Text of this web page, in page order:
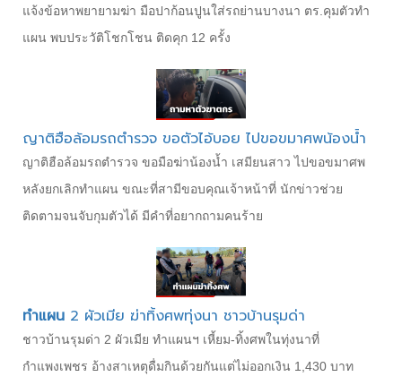
แจ้งข้อหาพยายามฆ่า มือปาก้อนปูนใส่รถย่านบางนา ตร.คุมตัวทำ
แผน พบประวัติโชกโชน ติดคุก 12 ครั้ง
ญาติฮือล้อมรถตำรวจ ขอตัวไอ้บอย ไปขอขมาศพน้องน้ำ
ญาติฮือล้อมรถตำรวจ ขอมือฆ่าน้องน้ำ เสมียนสาว ไปขอขมาศพ
หลังยกเลิกทำแผน ขณะที่สามีขอบคุณเจ้าหน้าที่ นักข่าวช่วย
ติดตามจนจับกุมตัวได้ มีคำที่อยากถามคนร้าย
ทำแผน 2 ผัวเมีย ฆ่าทิ้งศพทุ่งนา ชาวบ้านรุมด่า
ชาวบ้านรุมด่า 2 ผัวเมีย ทำแผนฯ เหี้ยม-ทิ้งศพในทุ่งนาที่
กำแพงเพชร อ้างสาเหตุดื่มกินด้วยกันแต่ไม่ออกเงิน 1,430 บาท